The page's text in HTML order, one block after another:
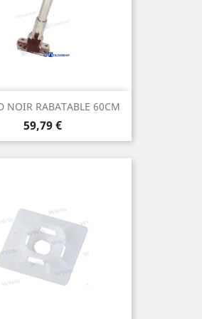
NOIR RABATABLE 60CM
Prix
59,79 €